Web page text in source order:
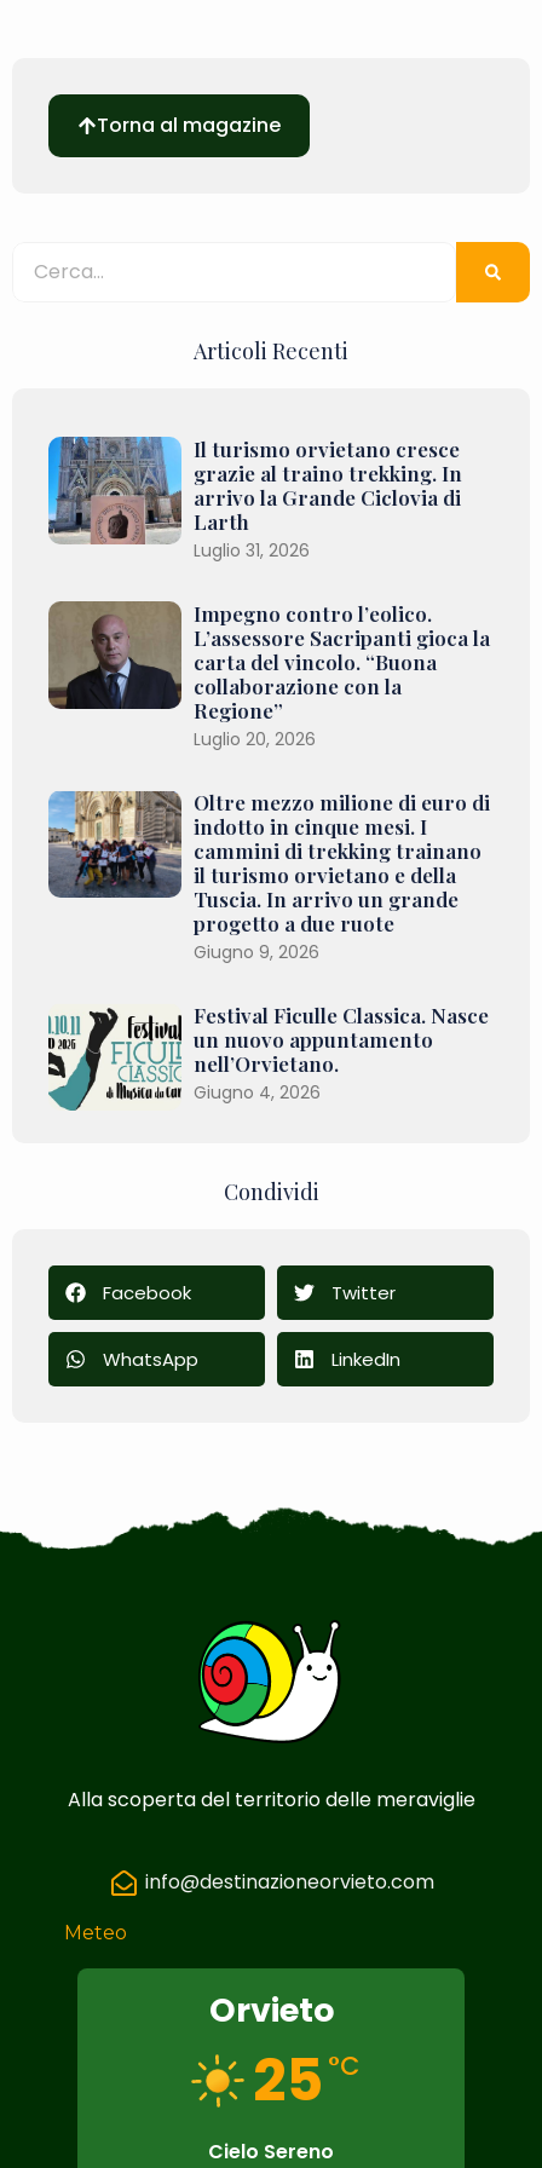
Torna al magazine
Articoli Recenti
Il turismo orvietano cresce
grazie al traino trekking. In
arrivo la Grande Ciclovia di
Larth
Luglio 31, 2026
Impegno contro l’eolico.
L’assessore Sacripanti gioca la
carta del vincolo. “Buona
collaborazione con la
Regione”
Luglio 20, 2026
Oltre mezzo milione di euro di
indotto in cinque mesi. I
cammini di trekking trainano
il turismo orvietano e della
Tuscia. In arrivo un grande
progetto a due ruote
Giugno 9, 2026
Festival Ficulle Classica. Nasce
un nuovo appuntamento
nell’Orvietano.
Giugno 4, 2026
Condividi
Facebook Twitter
WhatsApp LinkedIn
Alla scoperta del territorio delle meraviglie
info@destinazioneorvieto.com
Meteo
Orvieto
25 °C
Cielo Sereno